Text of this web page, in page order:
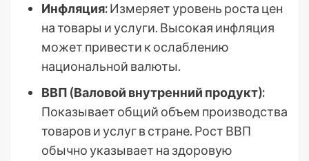
Инфляция:Измеряет уровень роста цен
на товары и услуги. Высокая инфляция
может привести к ослаблению
национальной валюты.
ВВП (Валовой внутренний продукт):
Показывает общий объем производства
товаров и услуг в стране. Рост ВВП
обычно указывает на здоровую